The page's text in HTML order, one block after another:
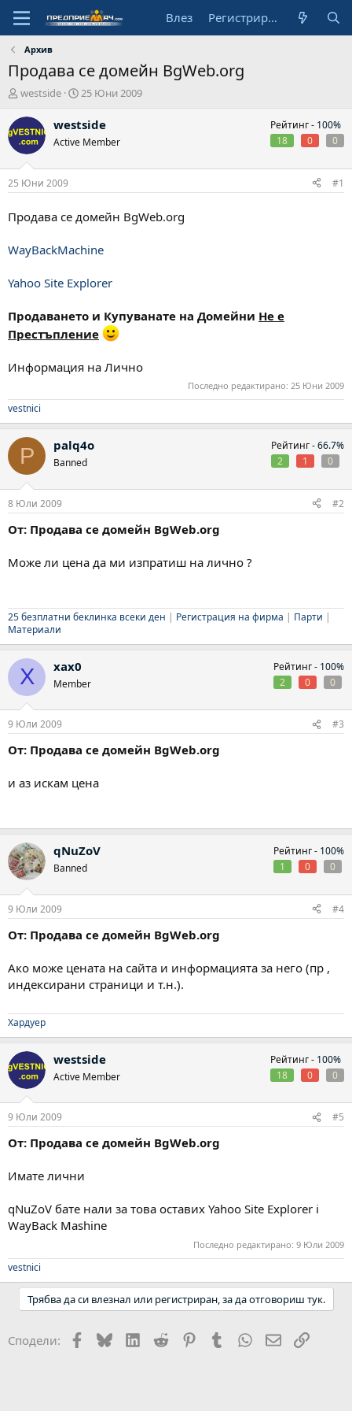
Влез Регистрирай се
Архив
Продава се домейн BgWeb.org
А
т
о
р
westside
Н
ч
л
д
т
25 Юни 2009
westside
Active Member
Рейтинг - 100%
18
0 0
25 Юни 2009 #1
Продава се домейн BgWeb.org
WayBackMachine
Yahoo Site Explorer
Продаването и Кyпуванате на Домейни Не е
Престъпление
Информация на Лично
Последно редактирано: 25 Юни 2009
vestnici
P palq4o
Banned
Рейтинг -66.7%
2
1 0
8 Юли 2009 #2
От: Продава се домейн BgWeb.org
Може ли цена да ми изпратиш на лично ?
25 безплатни беклинка всеки ден | Регистрация на фирма | Парти |
Материали
X xax0
Member
Рейтинг - 100%
2
0 0
9 Юли 2009 #3
От: Продава се домейн BgWeb.org
и аз искам цена
qNuZoV
Banned
Рейтинг - 100%
1
0 0
9 Юли 2009 #4
От: Продава се домейн BgWeb.org
Ако може цената на сайта и информацията за него (пр ,
индексирани страници и т.н.).
Хардуер
westside
Active Member
Рейтинг - 100%
18
0 0
9 Юли 2009 #5
От: Продава се домейн BgWeb.org
Имате лични
qNuZoV бате нали за това оставих Yahoo Site Explorer i
WayBack Mashine
Последно редактирано: 9 Юли 2009
vestnici
Трябва да си влезнал или регистриран, за да отговориш тук.
Сподели: Facebook
BlueskyLinkedIn
Reddit PinterestTumblr WhatsApp
EmailLink